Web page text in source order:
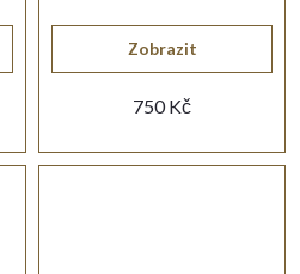
750 Kč
Zobrazit